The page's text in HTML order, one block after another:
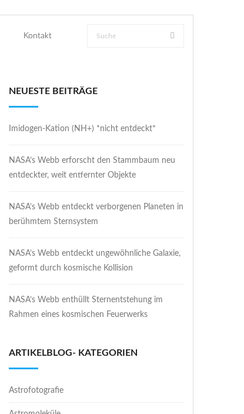
Kontakt
NEUESTE BEITRÄGE
Imidogen-Kation (NH+) *nicht entdeckt*
NASA’s Webb erforscht den Stammbaum neu
entdeckter, weit entfernter Objekte
NASA’s Webb entdeckt verborgenen Planeten in
berühmtem Sternsystem
NASA’s Webb entdeckt ungewöhnliche Galaxie,
geformt durch kosmische Kollision
NASA’s Webb enthüllt Sternentstehung im
Rahmen eines kosmischen Feuerwerks
ARTIKELBLOG- KATEGORIEN
Astrofotografie